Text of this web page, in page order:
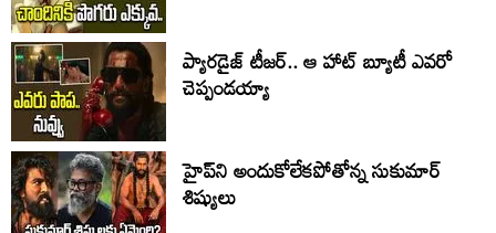
ప్యారడైజ్ టీజర్.. ఆ హాట్ బ్యూటీ ఎవరో
చెప్పండయ్యా
హైప్‌ని అందుకోలేకపోతోన్న సుకుమార్
శిష్యులు